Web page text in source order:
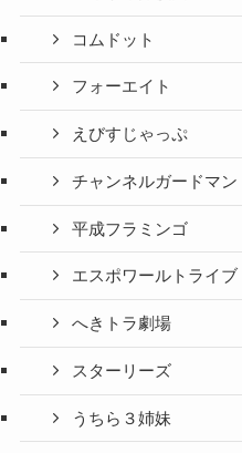
コムドット
フォーエイト
えびすじゃっぷ
チャンネルガードマン
平成フラミンゴ
エスポワールトライブ
へきトラ劇場
スターリーズ
うちら３姉妹